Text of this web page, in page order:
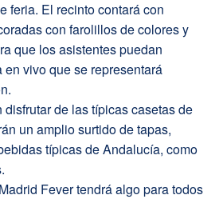
feria. El recinto contará con
con farolillos de colores y
que los asistentes puedan
vivo que se representará
de las típicas casetas de
un amplio surtido de tapas,
típicas de Andalucía, como
Fever tendrá algo para todos